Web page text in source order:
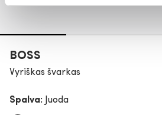
BOSS
Vyriškas švarkas
Spalva:
Juoda